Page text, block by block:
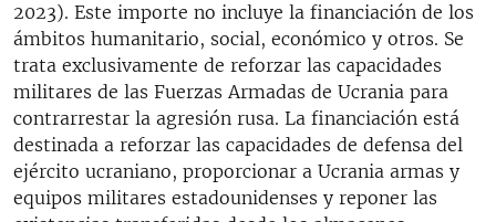
2023). Este importe no incluye la financiación de los
ámbitos humanitario, social, económico y otros. Se
trata exclusivamente de reforzar las capacidades
militares de las Fuerzas Armadas de Ucrania para
contrarrestar la agresión rusa. La financiación está
destinada a reforzar las capacidades de defensa del
ejército ucraniano, proporcionar a Ucrania armas y
equipos militares estadounidenses y reponer las